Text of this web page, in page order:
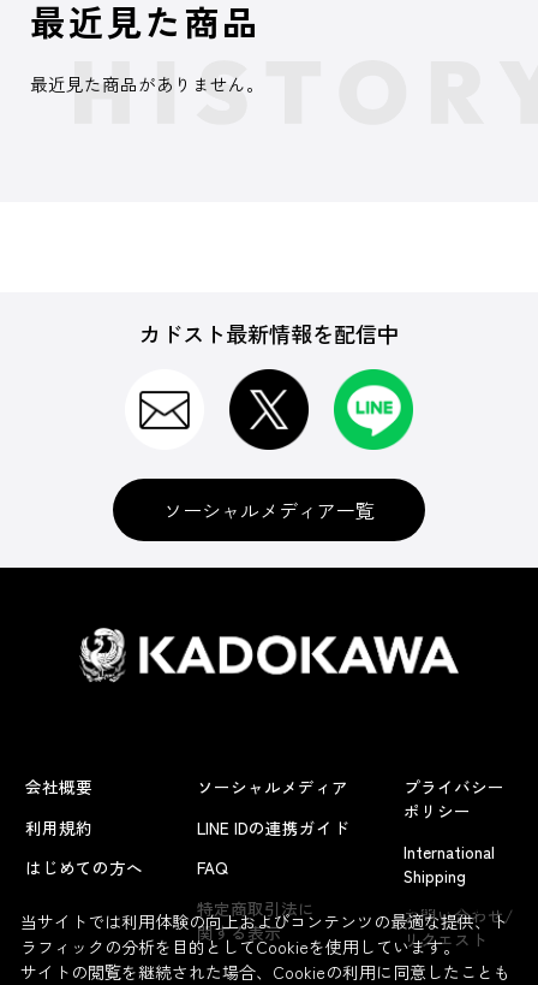
よくあるお問い合わせ
最近見た商品
最近見た商品がありません。
カドスト最新情報を配信中
ソーシャルメディア一覧
会社概要
利用規約
はじめての方へ
ソーシャルメディア
LINE IDの連携ガイド
FAQ
特定商取引法に
関する表示
プライバシー
ポリシー
International
Shipping
お問い合わせ/
リクエスト
当サイトでは利用体験の向上およびコンテンツの最適な提供、ト
ラフィックの分析を目的としてCookieを使用しています。
サイトの閲覧を継続された場合、Cookieの利用に同意したことも